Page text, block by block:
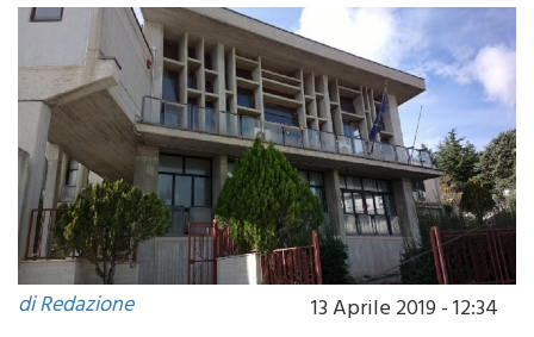
di Redazione
13 Aprile 2019 - 12:34